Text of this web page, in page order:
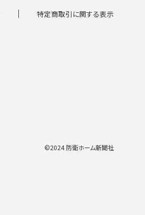
特定商取引に関する表示
©2024 防衛ホーム新聞社